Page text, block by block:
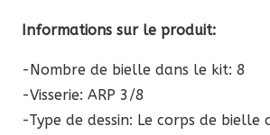
Informations sur le produit:
-Nombre de bielle dans le kit: 8
-Visserie: ARP 3/8
-Type de dessin: Le corps de bielle